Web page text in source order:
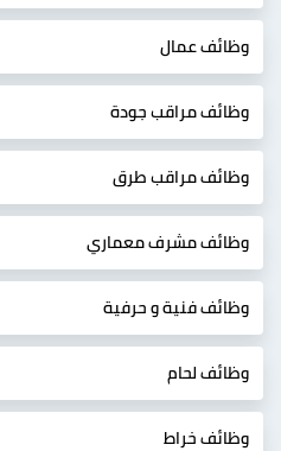
وظائف عمال
وظائف مراقب جودة
وظائف مراقب طرق
وظائف مشرف معماري
وظائف فنية و حرفية
وظائف لحام
وظائف خراط